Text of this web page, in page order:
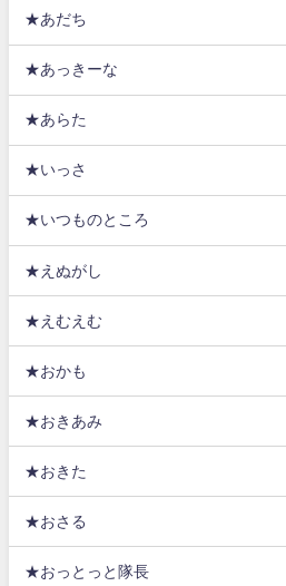
★あだち
★あっきーな
★あらた
★いっさ
★いつものところ
★えぬがし
★えむえむ
★おかも
★おきあみ
★おきた
★おさる
★おっとっと隊長